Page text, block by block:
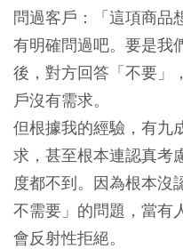
問過客戶：「這項商品
有明確問過吧。要是我
後，對方回答「不要」
戶沒有需求。
但根據我的經驗，有九
求，甚至根本連認真考
度都不到。因為根本沒
不需要」的問題，當有
會反射性拒絕。